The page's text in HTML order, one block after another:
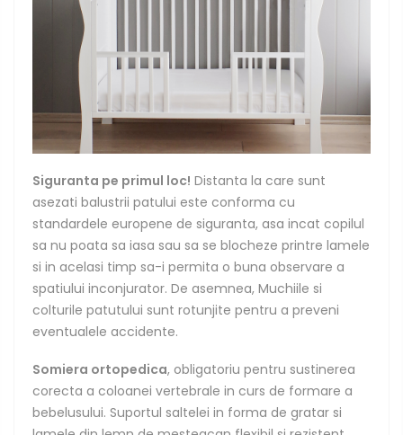
Siguranta pe primul loc! Distanta la care sunt
asezati balustrii patului este conforma cu
standardele europene de siguranta, asa incat copilul
sa nu poata sa iasa sau sa se blocheze printre lamele
si in acelasi timp sa-i permita o buna observare a
spatiului inconjurator. De asemnea, Muchiile si
colturile patutului sunt rotunjite pentru a preveni
eventualele accidente.
Somiera ortopedica, obligatoriu pentru sustinerea
corecta a coloanei vertebrale in curs de formare a
bebelusului. Suportul saltelei in forma de gratar si